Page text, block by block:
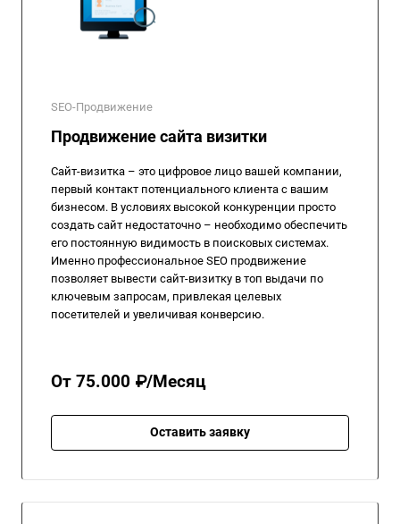
SEO-Продвижение
Продвижение сайта визитки
Сайт-визитка – это цифровое лицо вашей компании,
первый контакт потенциального клиента с вашим
бизнесом. В условиях высокой конкуренции просто
создать сайт недостаточно – необходимо обеспечить
его постоянную видимость в поисковых системах.
Именно профессиональное SEO продвижение
позволяет вывести сайт-визитку в топ выдачи по
ключевым запросам, привлекая целевых
посетителей и увеличивая конверсию.
От 75.000 ₽/Месяц
Оставить заявку